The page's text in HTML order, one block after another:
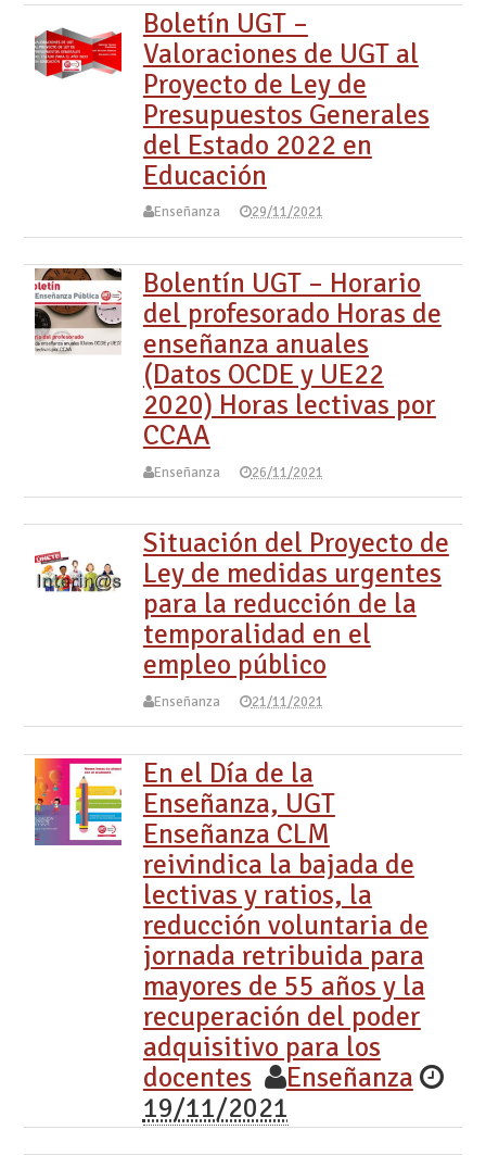
Boletín UGT –
Valoraciones de UGT al
Proyecto de Ley de
Presupuestos Generales
del Estado 2022 en
Educación
Enseñanza 29/11/2021
Bolentín UGT – Horario
del profesorado Horas de
enseñanza anuales
(Datos OCDE y UE22
2020) Horas lectivas por
CCAA
Enseñanza 26/11/2021
Situación del Proyecto de
Ley de medidas urgentes
para la reducción de la
temporalidad en el
empleo público
Enseñanza 21/11/2021
En el Día de la
Enseñanza, UGT
Enseñanza CLM
reivindica la bajada de
lectivas y ratios, la
reducción voluntaria de
jornada retribuida para
mayores de 55 años y la
recuperación del poder
adquisitivo para los
docentes
Enseñanza
19/11/2021